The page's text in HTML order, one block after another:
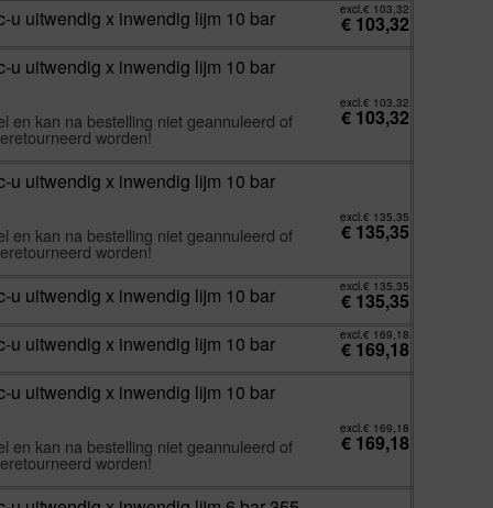
u uitwendig x inwendig lijm 10 bar excl.€ 103,32
€ 103,32
u uitwendig x inwendig lijm 10 bar
excl.€ 103,32
€ 103,32
en kan na bestelling niet geannuleerd of
worden!
u uitwendig x inwendig lijm 10 bar
excl.€ 135,35
€ 135,35
en kan na bestelling niet geannuleerd of
worden!
u uitwendig x inwendig lijm 10 bar excl.€ 135,35
€ 135,35
u uitwendig x inwendig lijm 10 bar excl.€ 169,18
€ 169,18
u uitwendig x inwendig lijm 10 bar
excl.€ 169,18
€ 169,18
en kan na bestelling niet geannuleerd of
worden!